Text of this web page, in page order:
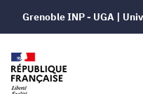
Grenoble INP - UGA |